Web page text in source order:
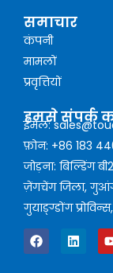
समाचार
कंपनी
मामलों
प्रवृत्तियों
हमसे संपर्क
ईमेल:
फ़ोन: +86 183
जोड़ना: बिल्डिंग
ज़ेंगचेंग जिला,
गुयाङ्ग्डोंग